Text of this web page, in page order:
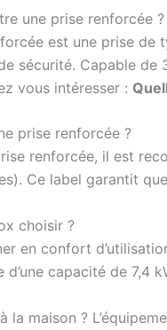
une prise renforcée ?
est une prise de
sécurité. Capable
vous intéresser :
prise renforcée ?
renforcée, il est
Ce label garantit
choisir ?
en confort
d’une capacité de 7,4
la maison ?